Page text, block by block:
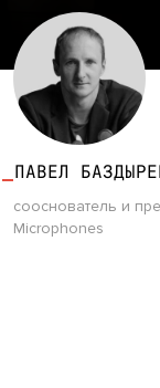
ПАВЕЛ
сооснователь и
Microphones